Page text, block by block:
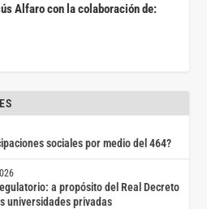
Alfaro con la colaboración de:
sociales por medio del 464?
a propósito del Real Decreto
universidades privadas